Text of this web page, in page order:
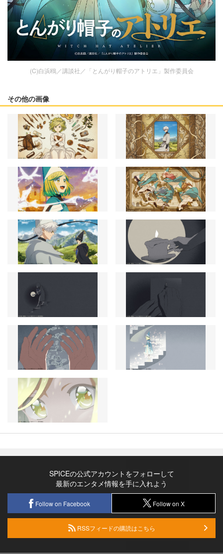
(C)白浜鴎／講談社／「とんがり帽子のアトリエ」製作委員会
その他の画像
SPICEの公式アカウントをフォローして
最新のエンタメ情報を手に入れよう
Follow on Facebook Follow on X
RSSフィードの購読はこちら